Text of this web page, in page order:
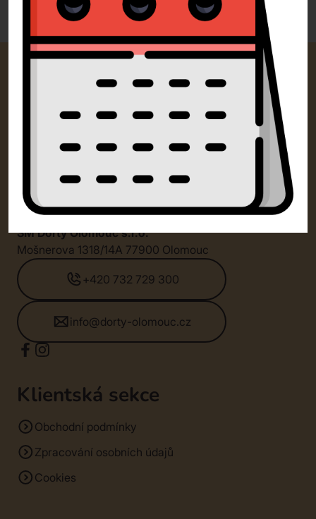
Kontakty
SM Dorty Olomouc s.r.o.
Mošnerova 1318/14A 77900 Olomouc
+420 732 729 300
info@dorty-olomouc.cz
Klientská sekce
Obchodní podmínky
Zpracování osobních údajů
Cookies